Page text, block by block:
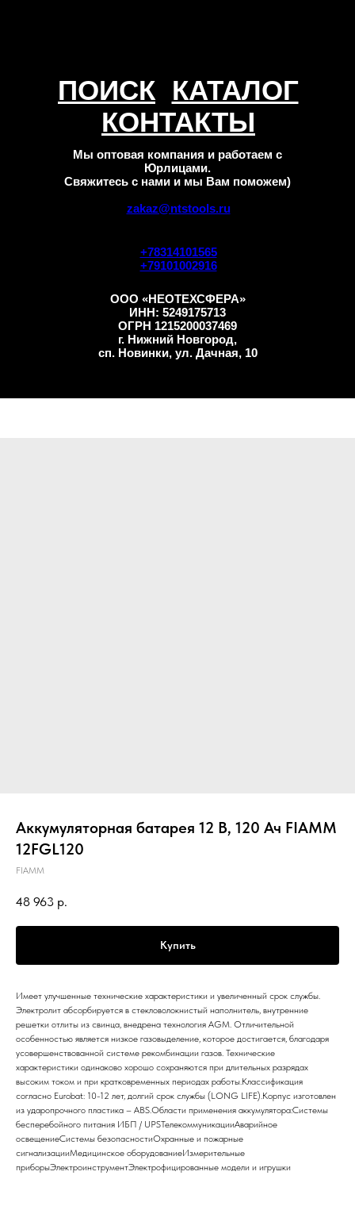
КОНТАКТЫ
ПОИСК
+78314101565
+79101002916
zakaz@ntstools.ru
КАТАЛОГ
ООО «НЕОТЕХСФЕРА»
ИНН: 5249175713
ОГРН 1215200037469
г. Нижний Новгород,
сп. Новинки, ул. Дачная, 10
Мы оптовая компания и работаем с
Юрлицами.
Свяжитесь с нами и мы Вам поможем)
Аккумуляторная батарея 12 В, 120 Ач FIAMM
12FGL120
FIAMM
48 963 р.
Купить
Имеет улучшенные технические характеристики и увеличенный срок службы.
Электролит абсорбируется в стекловолокнистый наполнитель, внутренние
решетки отлиты из свинца, внедрена технология AGM. Отличительной
особенностью является низкое газовыделение, которое достигается, благодаря
усовершенствованной системе рекомбинации газов. Технические
характеристики одинаково хорошо сохраняются при длительных разрядах
высоким током и при кратковременных периодах работы.Классификация
согласно Eurobat: 10-12 лет, долгий срок службы (LONG LIFE).Корпус изготовлен
из ударопрочного пластика – ABS.Области применения аккумулятора:Системы
бесперебойного питания ИБП / UPSТелекоммуникацииАварийное
освещениеСистемы безопасностиОхранные и пожарные
сигнализацииМедицинское оборудованиеИзмерительные
приборыЭлектроинструментЭлектрофицированные модели и игрушки